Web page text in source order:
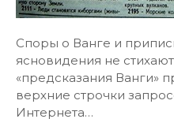
Споры о Ванге и
ясновидения не
«предсказания Ванги»
верхние строчки
Интернета…